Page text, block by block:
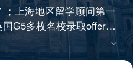
；上海地区留学顾问第一
G5多枚名校录取offer；
社科，商科，理工科全